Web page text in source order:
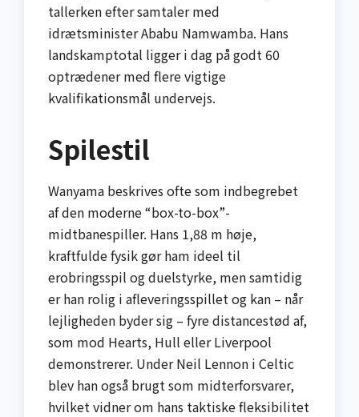
tallerken efter samtaler med
idrætsminister Ababu Namwamba. Hans
landskamptotal ligger i dag på godt 60
optrædener med flere vigtige
kvalifikationsmål undervejs.
Spilestil
Wanyama beskrives ofte som indbegrebet
af den moderne “box-to-box”-
midtbanespiller. Hans 1,88 m høje,
kraftfulde fysik gør ham ideel til
erobringsspil og duelstyrke, men samtidig
er han rolig i afleveringsspillet og kan – når
lejligheden byder sig – fyre distancestød af,
som mod Hearts, Hull eller Liverpool
demonstrerer. Under Neil Lennon i Celtic
blev han også brugt som midterforsvarer,
hvilket vidner om hans taktiske fleksibilitet